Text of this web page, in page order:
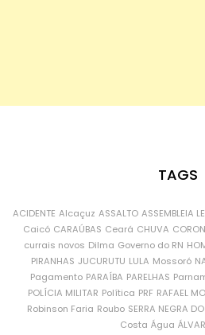
TAGS
ACIDENTE Alcaçuz ASSALTO ASSEMBLEIA
Caicó CARAÚBAS Ceará CHUVA
currais novos Dilma Governo do RN
PIRANHAS JUCURUTU LULA Mossoró
Pagamento PARAÍBA PARELHAS
POLÍCIA MILITAR Política PRF RAFAEL
Robinson Faria Roubo SERRA NEGRA
Costa Água